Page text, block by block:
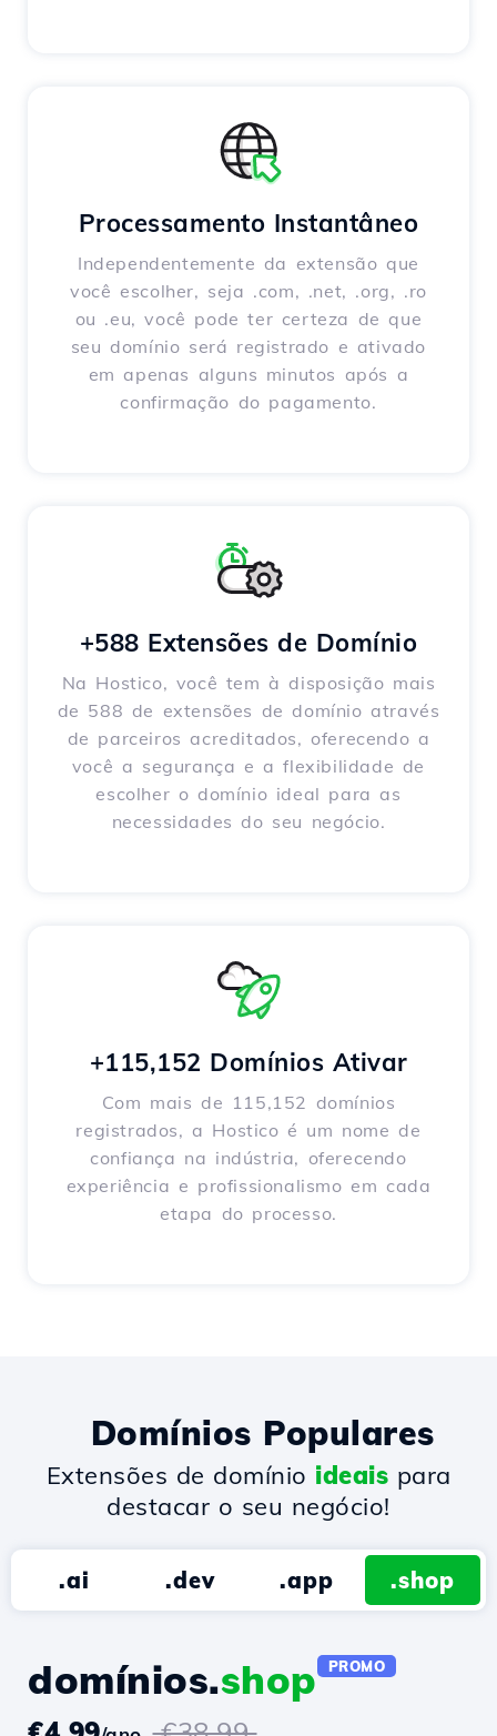
Processamento Instantâneo
Independentemente da extensão que
você escolher, seja .com, .net, .org, .ro
ou .eu, você pode ter certeza de que
seu domínio será registrado e ativado
em apenas alguns minutos após a
confirmação do pagamento.
+588 Extensões de Domínio
Na Hostico, você tem à disposição mais
de 588 de extensões de domínio através
de parceiros acreditados, oferecendo a
você a segurança e a flexibilidade de
escolher o domínio ideal para as
necessidades do seu negócio.
+115,152 Domínios Ativar
Com mais de 115,152 domínios
registrados, a Hostico é um nome de
confiança na indústria, oferecendo
experiência e profissionalismo em cada
etapa do processo.
Domínios Populares
Extensões de domínio ideais para
destacar o seu negócio!
.ai .dev .app .shop
domínios.shop PROMO